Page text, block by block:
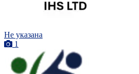
Не указана
1